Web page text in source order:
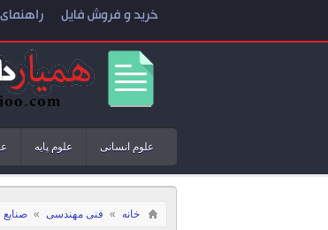
خرید و فروش فایل
علوم انسانی علوم پایه
خانه » فنی مهندسی » صنایع